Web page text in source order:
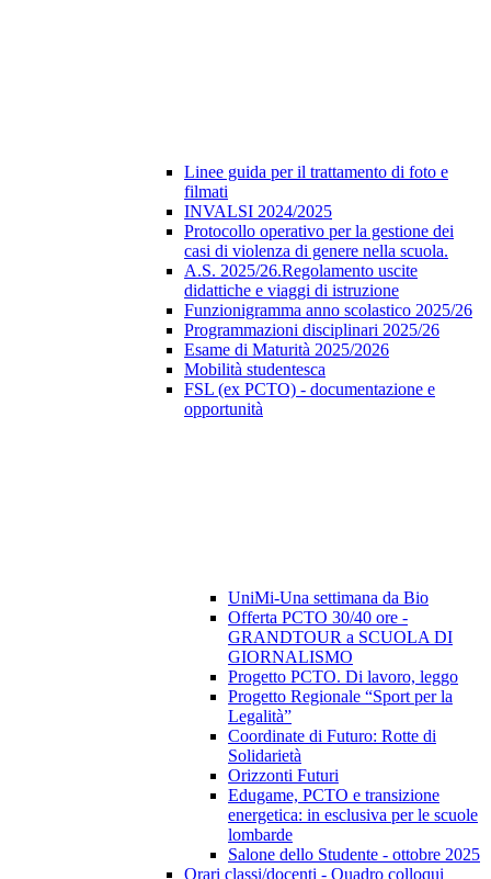
Linee guida per il trattamento di foto e
filmati
INVALSI 2024/2025
Protocollo operativo per la gestione dei
casi di violenza di genere nella scuola.
A.S. 2025/26.Regolamento uscite
didattiche e viaggi di istruzione
Funzionigramma anno scolastico 2025/26
Programmazioni disciplinari 2025/26
Esame di Maturità 2025/2026
Mobilità studentesca
FSL (ex PCTO) - documentazione e
opportunità
UniMi-Una settimana da Bio
Offerta PCTO 30/40 ore -
GRANDTOUR a SCUOLA DI
GIORNALISMO
Progetto PCTO. Di lavoro, leggo
Progetto Regionale “Sport per la
Legalità”
Coordinate di Futuro: Rotte di
Solidarietà
Orizzonti Futuri
Edugame, PCTO e transizione
energetica: in esclusiva per le scuole
lombarde
Salone dello Studente - ottobre 2025
Orari classi/docenti - Quadro colloqui